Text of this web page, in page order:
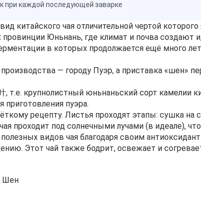
при каждой последующей заварке
китайского чая отличительной чертой
Юньнань, где климат и почва создают
в которых продолжается ещё много
— городу Пуэр, а приставка «шен»
, т.е. крупнолистный юньнаньский сорт камелии
приготовления пуэра.
рецепту. Листья проходят этапы: сушка
проходит под солнечными лучами (в идеале),
видов чая благодаря своим
Этот чай также бодрит, освежает и
Шен